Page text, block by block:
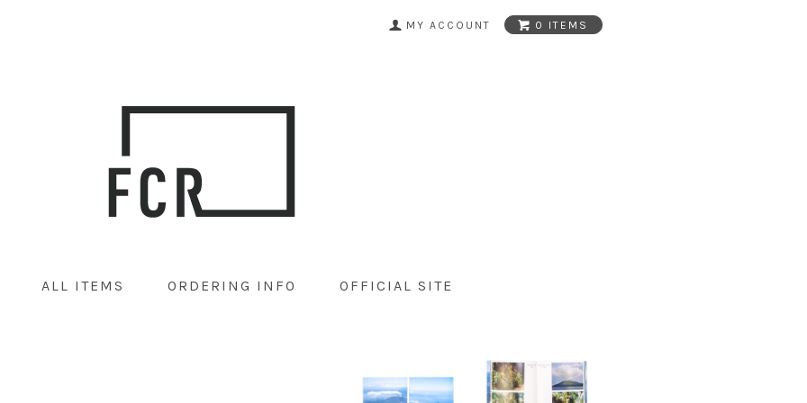
MY ACCOUNT 0 ITEMS
ALL ITEMS ORDERING INFO OFFICIAL SITE